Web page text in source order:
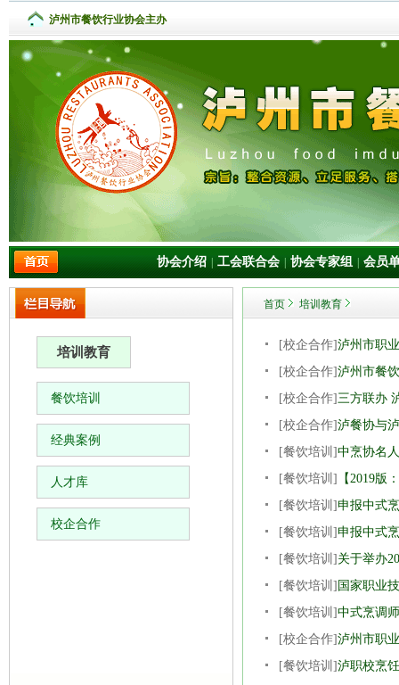
泸州市餐饮行业协会主办
协会介绍 工会联合会 协会专家组 会员
培训教育
餐饮培训
经典案例
人才库
校企合作
首页 培训教育
[校企合作]泸州市职
[校企合作]泸州市餐
[校企合作]三方联办
[校企合作]泸餐协与
[餐饮培训]中烹协名
[餐饮培训]
【2019版
[餐饮培训]申报中式
[餐饮培训]申报中式
[餐饮培训] 关于举办
[餐饮培训] 国家职业
[餐饮培训]中式烹调
[校企合作]泸州市职
[餐饮培训]泸职校烹